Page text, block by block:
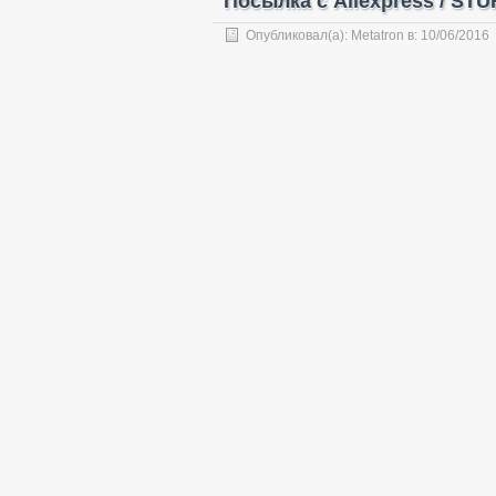
Опубликовал(а): Metatron в: 10/06/2016